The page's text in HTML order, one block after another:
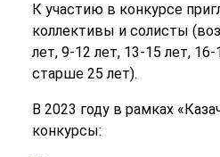
К участию в конкурсе
коллективы и солисты
лет, 9-12 лет, 13-15 лет,
старше 25 лет).
В 2023 году в рамках
конкурсы: